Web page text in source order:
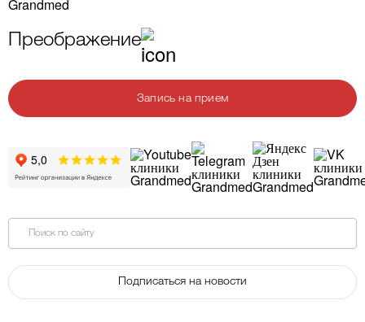
Преображение
Запись на прием
Поиск по сайту
Подписаться на новости